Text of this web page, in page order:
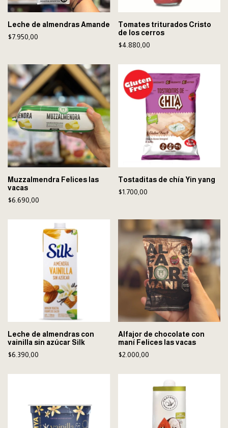
Leche de almendras Amande
$7.950,00
Tomates triturados Cristo
de los cerros
$4.880,00
Muzzalmendra Felices las
vacas
$6.690,00
Tostaditas de chía Yin yang
$1.700,00
Leche de almendras con
vainilla sin azúcar Silk
$6.390,00
Alfajor de chocolate con
maní Felices las vacas
$2.000,00